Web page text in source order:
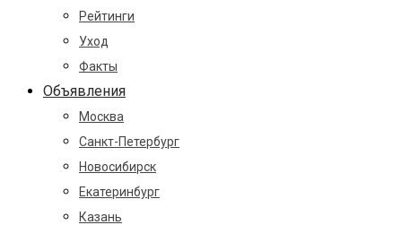
Рейтинги
Уход
Факты
Объявления
Москва
Санкт-Петербург
Новосибирск
Екатеринбург
Казань